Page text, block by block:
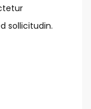
sollicitudin.